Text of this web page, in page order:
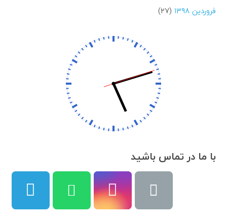
فروردین ۱۳۹۸
(۲۷)
با ما در تماس باشید